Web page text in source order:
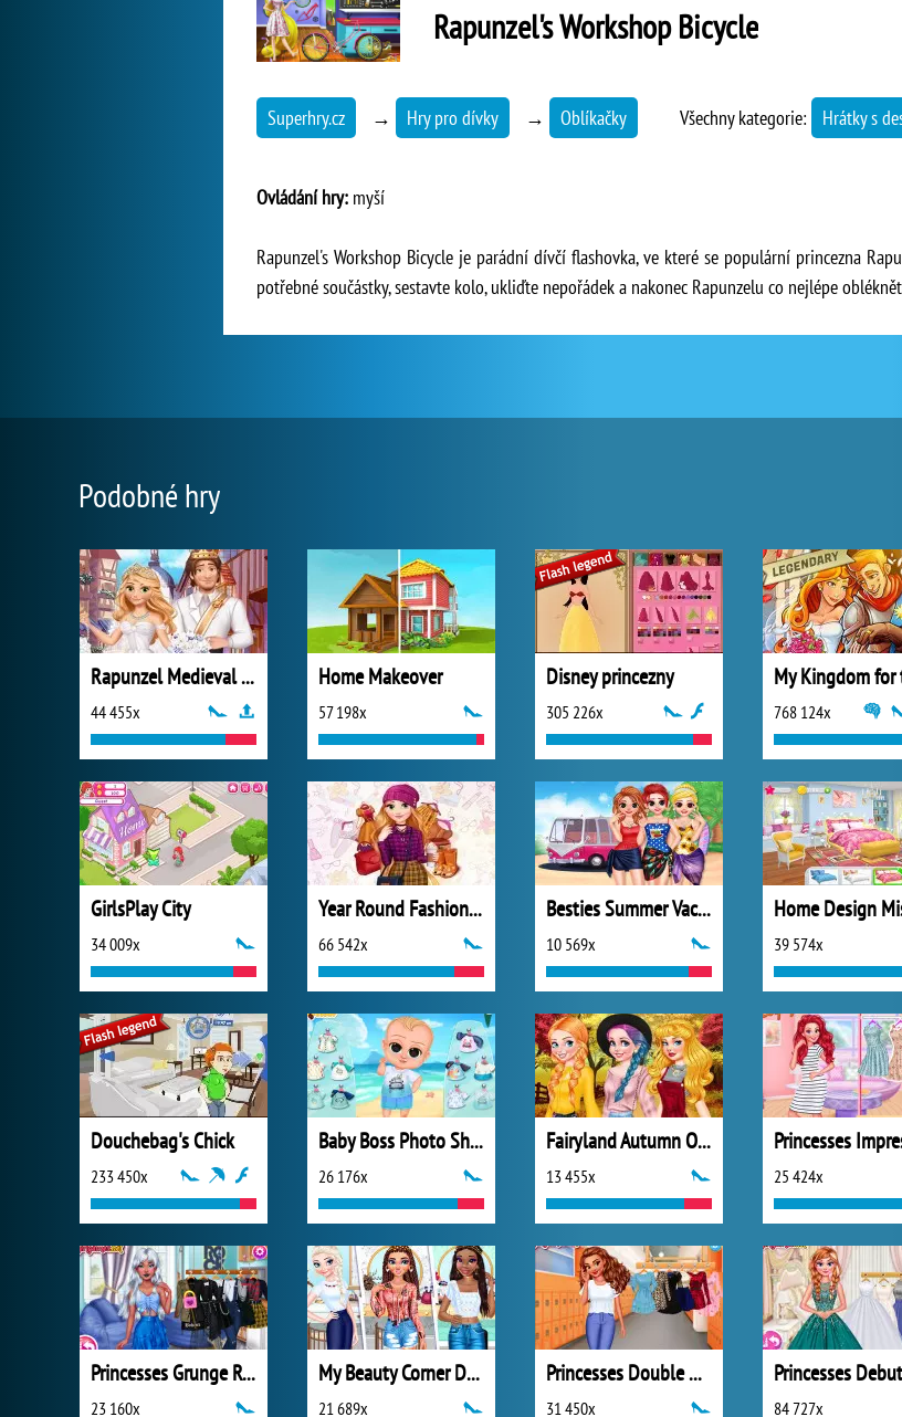
Rapunzel's Workshop Bicycle
Superhry.cz → Hry pro dívky → Oblíkačky Všechny kategorie: Hrátky s
Ovládání hry: myší
Rapunzel's Workshop Bicycle je parádní dívčí flashovka, ve které se populární princezna
potřebné součástky, sestavte kolo, ukliďte nepořádek a nakonec Rapunzelu co nejlépe
Podobné hry
Rapunzel Medieval Wedding
44 455x
Home Makeover
57 198x
Disney princezny
305 226x 768 124x
GirlsPlay City
34 009x
Year Round Fashionista: Rapunzel
66 542x
Besties Summer Vacation
10 569x 39 574x
Douchebag's Chick
233 450x
Baby Boss Photo Shoot
26 176x
Fairyland Autumn OOTD
13 455x 25 424x
Princesses Grunge Rockstars
23 160x
My Beauty Corner Decoration
21 689x
Princesses Double Date
31 450x 84 727x